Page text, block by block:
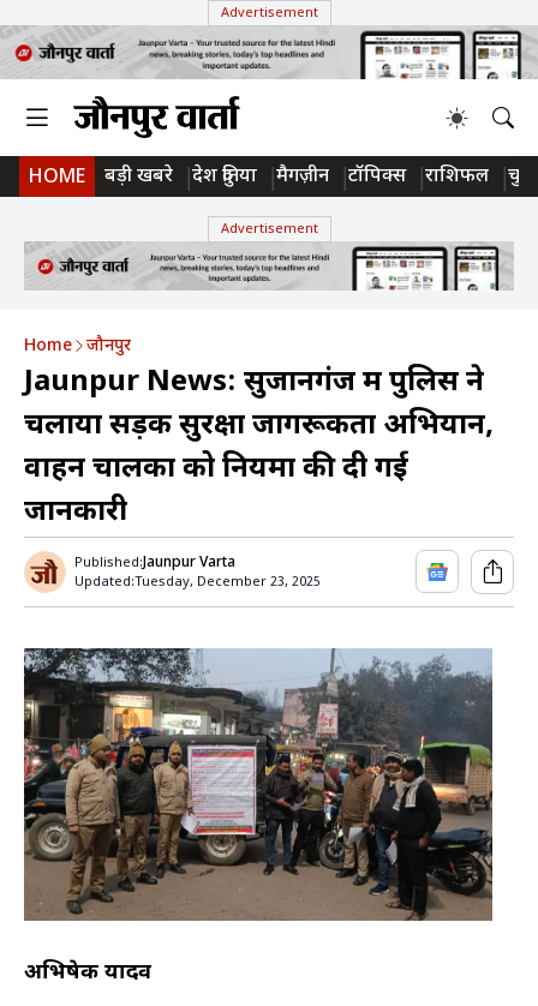
Advertisement
HOME बड़ी खबरे देश दुनिया मैगज़ीन टॉपिक्स राशिफल
Advertisement
Home जौनपुर
Jaunpur News: सुजानगंज में पुलिस ने
चलाया सड़क सुरक्षा जागरूकता अभियान,
वाहन चालकों को नियमों की दी गई
जानकारी
Published:Jaunpur Varta
Updated:Tuesday, December 23, 2025
अभिषेक यादव